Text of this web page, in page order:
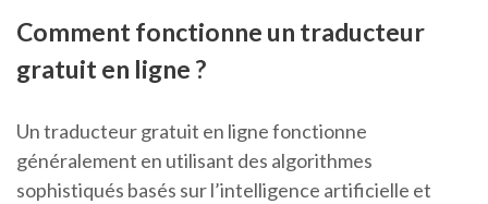
Comment fonctionne un traducteur
gratuit en ligne ?
Un traducteur gratuit en ligne fonctionne
généralement en utilisant des algorithmes
sophistiqués basés sur l’intelligence artificielle et